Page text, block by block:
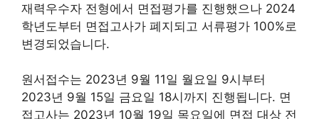
재력우수자 전형에서 면접평가를 진행했으나 2024
학년도부터 면접고사가 폐지되고 서류평가 100%로
변경되었습니다.
원서접수는 2023년 9월 11일 월요일 9시부터
2023년 9월 15일 금요일 18시까지 진행됩니다. 면
접고사는 2023년 10월 19일 목요일에 면접 대상 전